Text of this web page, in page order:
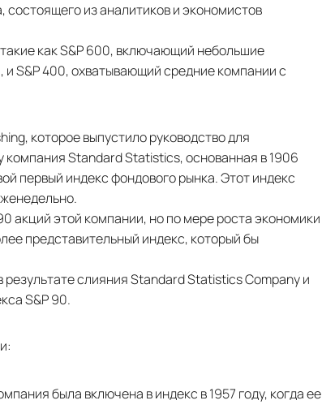
из аналитиков и экономистов
как S&P 600, включающий небольшие
S&P 400, охватывающий средние компании с
которое выпустило руководство для
Standard Statistics, основанная в 1906
первый индекс фондового рынка. Этот индекс
акций этой компании, но по мере роста экономики
представительный индекс, который бы
результате слияния Standard Statistics Company и
S&P 90.
была включена в индекс в 1957 году, когда ее